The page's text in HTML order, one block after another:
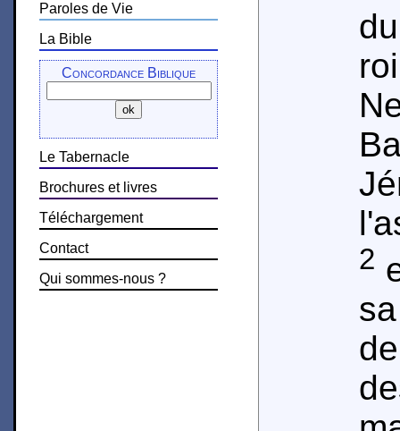
Paroles de Vie
La Bible
Concordance Biblique
Le Tabernacle
Brochures et livres
Téléchargement
Contact
Qui sommes-nous ?
2